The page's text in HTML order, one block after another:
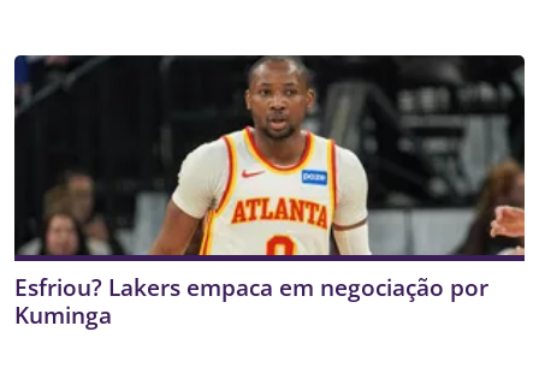
Esfriou? Lakers empaca em negociação por
Kuminga